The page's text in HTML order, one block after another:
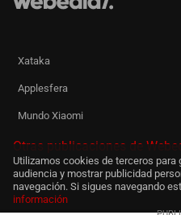
Xataka
Applesfera
Mundo Xiaomi
Otras publicaciones de
Utilizamos cookies de terceros
audiencia y mostrar publicidad
navegación. Si sigues navegando
información